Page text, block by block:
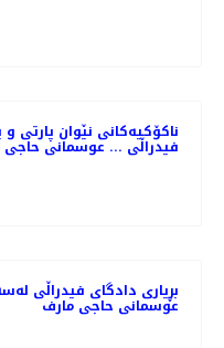
ناکۆکیەکانی نێوان پارتی
فیدراڵی ... عوسمانی حاجی
بڕیاری دادگای فیدراڵی
عوسمانی حاجی مارف